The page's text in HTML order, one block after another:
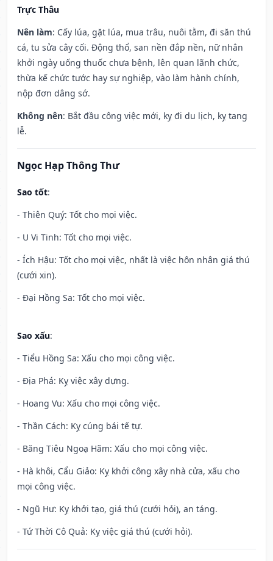
Trực Thâu
Nên làm: Cấy lúa, gặt lúa, mua trâu, nuôi tằm, đi săn thú
cá, tu sửa cây cối. Động thổ, san nền đắp nền, nữ nhân
khởi ngày uống thuốc chưa bệnh, lên quan lãnh chức,
thừa kế chức tước hay sự nghiệp, vào làm hành chính,
nộp đơn dâng sớ.
Không nên: Bắt đầu công việc mới, kỵ đi du lịch, kỵ tang
lễ.
Ngọc Hạp Thông Thư
Sao tốt:
- Thiên Quý: Tốt cho mọi việc.
- U Vi Tinh: Tốt cho mọi việc.
- Ích Hậu: Tốt cho mọi việc, nhất là việc hôn nhân giá thú
(cưới xin).
- Đại Hồng Sa: Tốt cho mọi việc.
Sao xấu:
- Tiểu Hồng Sa: Xấu cho mọi công việc.
- Địa Phá: Kỵ việc xây dựng.
- Hoang Vu: Xấu cho mọi công việc.
- Thần Cách: Kỵ cúng bái tế tự.
- Băng Tiêu Ngoạ Hãm: Xấu cho mọi công việc.
- Hà khôi, Cẩu Giảo: Kỵ khởi công xây nhà cửa, xấu cho
mọi công việc.
- Ngũ Hư: Kỵ khởi tạo, giá thú (cưới hỏi), an táng.
- Tứ Thời Cô Quả: Kỵ việc giá thú (cưới hỏi).